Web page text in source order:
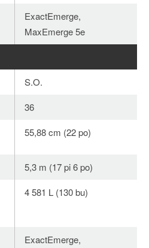
ExactEmerge,
MaxEmerge 5e
S.O.
36
55,88 cm (22 po)
5,3 m (17 pi 6 po)
4 581 L (130 bu)
ExactEmerge,